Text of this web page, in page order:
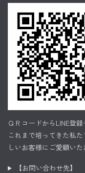
ＱＲコードからLINE登録
これまで培ってきた私
しいお客様にご愛顧い
【お問い合わせ先】